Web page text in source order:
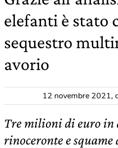
elefanti è stato
sequestro
avorio
12 novembre 2021,
Tre milioni di euro in
rinoceronte e